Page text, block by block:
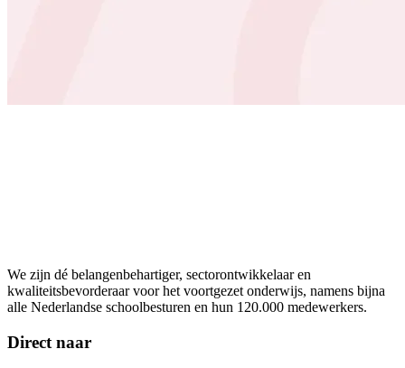
We zijn dé belangenbehartiger, sectorontwikkelaar en
kwaliteitsbevorderaar voor het voortgezet onderwijs, namens bijna
alle Nederlandse schoolbesturen en hun 120.000 medewerkers.
Direct naar